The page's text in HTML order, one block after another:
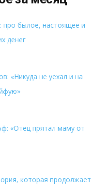
про былое, настоящее и
денег
«Никуда не уехал и на
«Отец прятал маму от
которая продолжает